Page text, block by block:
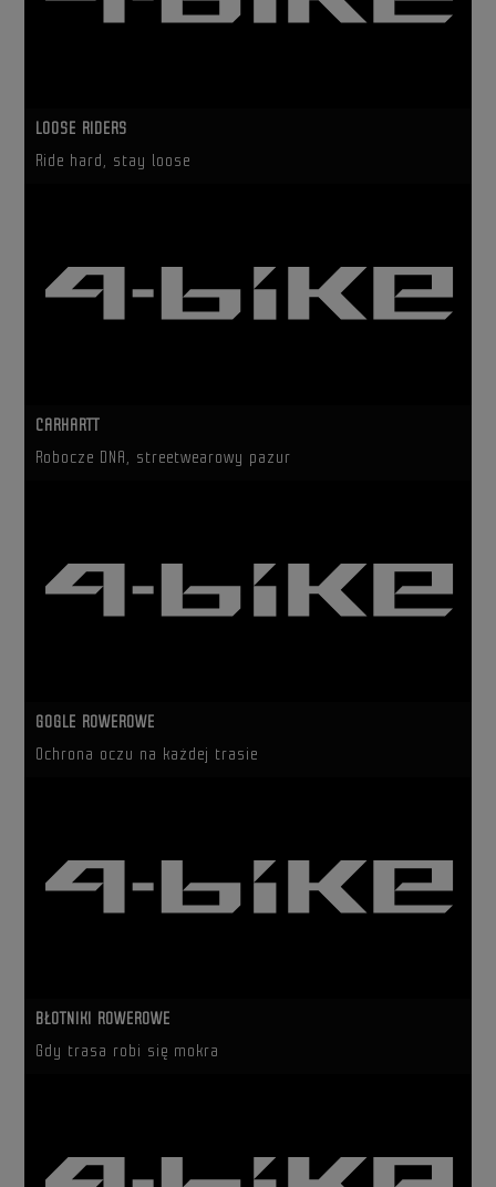
LOOSE RIDERS
Ride hard, stay loose
CARHARTT
Robocze DNA, streetwearowy pazur
GOGLE ROWEROWE
Ochrona oczu na każdej trasie
BŁOTNIKI ROWEROWE
Gdy trasa robi się mokra